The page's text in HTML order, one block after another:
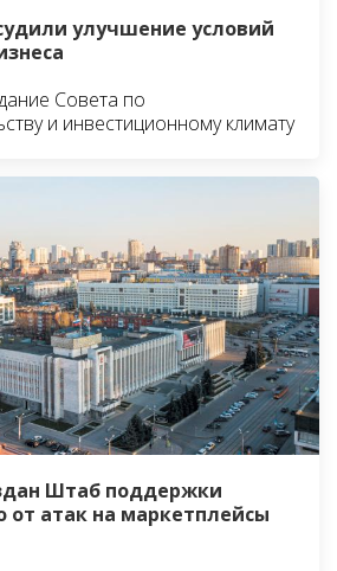
улучшение условий
Совета по
и инвестиционному климату
Штаб поддержки
от атак на маркетплейсы